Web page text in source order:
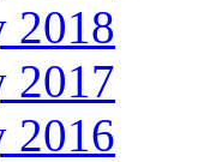
2018
2017
2016